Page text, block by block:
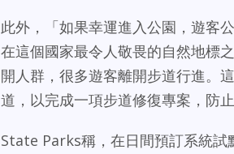
此外，「如果幸運進入公園，遊客
在這個國家最令人敬畏的自然地標
開人群，很多遊客離開步道行進。
道，以完成一項步道修復專案，防
State Parks稱，在日間預訂系統試